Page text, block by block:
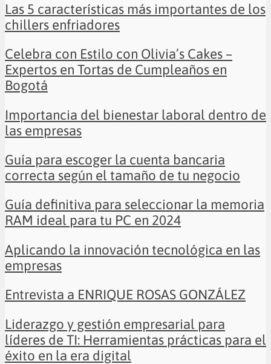
Las 5 características más importantes de los
chillers enfriadores
Celebra con Estilo con Olivia’s Cakes –
Expertos en Tortas de Cumpleaños en
Bogotá
Importancia del bienestar laboral dentro de
las empresas
Guía para escoger la cuenta bancaria
correcta según el tamaño de tu negocio
Guía definitiva para seleccionar la memoria
RAM ideal para tu PC en 2024
Aplicando la innovación tecnológica en las
empresas
Entrevista a ENRIQUE ROSAS GONZÁLEZ
Liderazgo y gestión empresarial para
líderes de TI: Herramientas prácticas para el
éxito en la era digital